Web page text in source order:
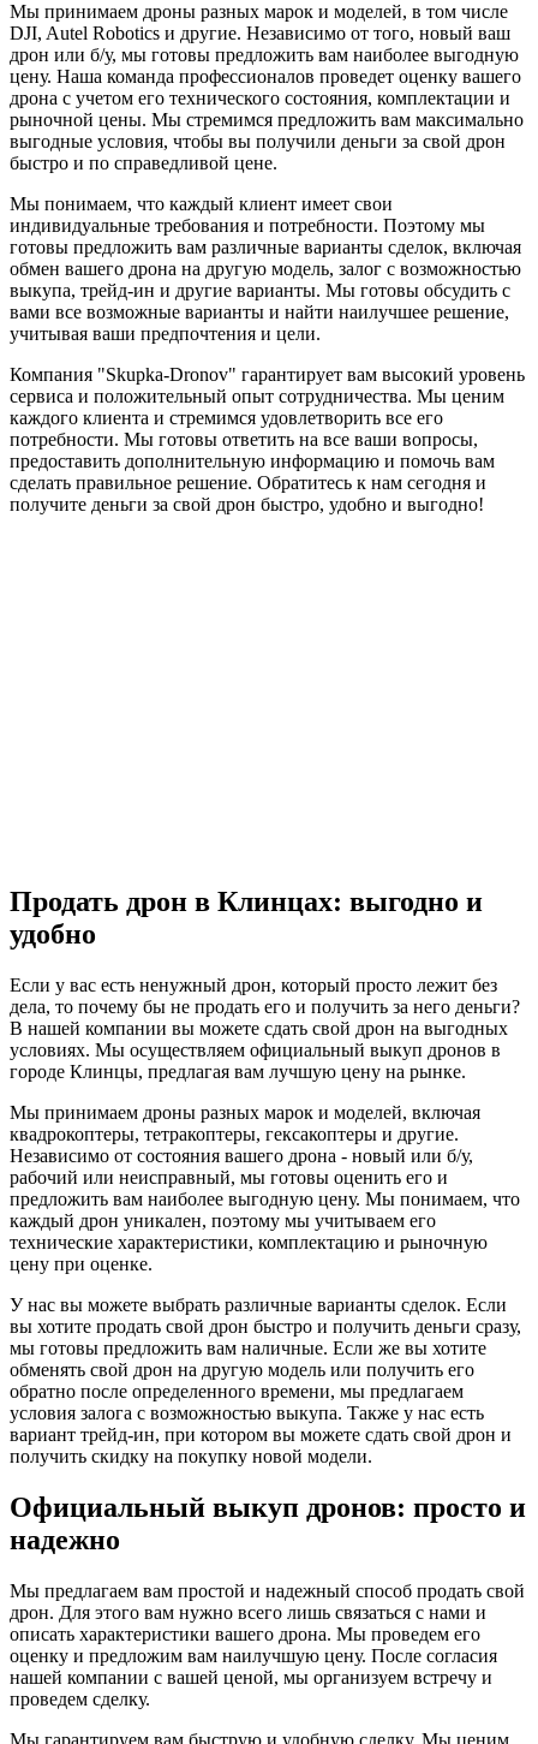
Мы принимаем дроны разных марок и моделей, в том числе
DJI, Autel Robotics и другие. Независимо от того, новый ваш
дрон или б/у, мы готовы предложить вам наиболее выгодную
цену. Наша команда профессионалов проведет оценку вашего
дрона с учетом его технического состояния, комплектации и
рыночной цены. Мы стремимся предложить вам максимально
выгодные условия, чтобы вы получили деньги за свой дрон
быстро и по справедливой цене.
Мы понимаем, что каждый клиент имеет свои
индивидуальные требования и потребности. Поэтому мы
готовы предложить вам различные варианты сделок, включая
обмен вашего дрона на другую модель, залог с возможностью
выкупа, трейд-ин и другие варианты. Мы готовы обсудить с
вами все возможные варианты и найти наилучшее решение,
учитывая ваши предпочтения и цели.
Компания "Skupka-Dronov" гарантирует вам высокий уровень
сервиса и положительный опыт сотрудничества. Мы ценим
каждого клиента и стремимся удовлетворить все его
потребности. Мы готовы ответить на все ваши вопросы,
предоставить дополнительную информацию и помочь вам
сделать правильное решение. Обратитесь к нам сегодня и
получите деньги за свой дрон быстро, удобно и выгодно!
Продать дрон в Клинцах: выгодно и
удобно
Если у вас есть ненужный дрон, который просто лежит без
дела, то почему бы не продать его и получить за него деньги?
В нашей компании вы можете сдать свой дрон на выгодных
условиях. Мы осуществляем официальный выкуп дронов в
городе Клинцы, предлагая вам лучшую цену на рынке.
Мы принимаем дроны разных марок и моделей, включая
квадрокоптеры, тетракоптеры, гексакоптеры и другие.
Независимо от состояния вашего дрона - новый или б/у,
рабочий или неисправный, мы готовы оценить его и
предложить вам наиболее выгодную цену. Мы понимаем, что
каждый дрон уникален, поэтому мы учитываем его
технические характеристики, комплектацию и рыночную
цену при оценке.
У нас вы можете выбрать различные варианты сделок. Если
вы хотите продать свой дрон быстро и получить деньги сразу,
мы готовы предложить вам наличные. Если же вы хотите
обменять свой дрон на другую модель или получить его
обратно после определенного времени, мы предлагаем
условия залога с возможностью выкупа. Также у нас есть
вариант трейд-ин, при котором вы можете сдать свой дрон и
получить скидку на покупку новой модели.
Официальный выкуп дронов: просто и
надежно
Мы предлагаем вам простой и надежный способ продать свой
дрон. Для этого вам нужно всего лишь связаться с нами и
описать характеристики вашего дрона. Мы проведем его
оценку и предложим вам наилучшую цену. После согласия
нашей компании с вашей ценой, мы организуем встречу и
проведем сделку.
Мы гарантируем вам быструю и удобную сделку. Мы ценим